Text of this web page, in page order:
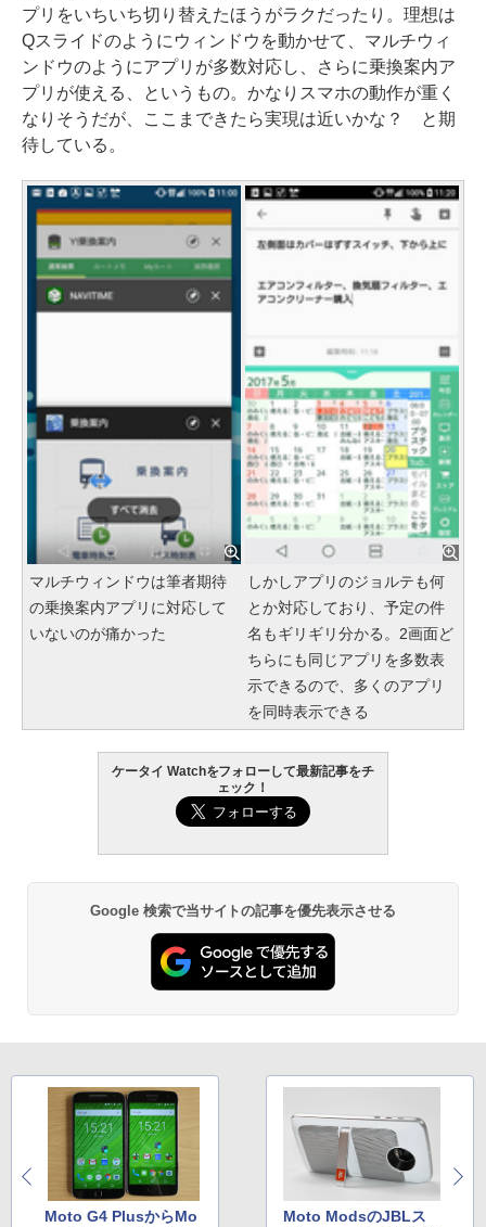
プリをいちいち切り替えたほうがラクだったり。理想は
Qスライドのようにウィンドウを動かせて、マルチウィ
ンドウのようにアプリが多数対応し、さらに乗換案内ア
プリが使える、というもの。かなりスマホの動作が重く
なりそうだが、ここまできたら実現は近いかな？ と期
待している。
マルチウィンドウは筆者期待
の乗換案内アプリに対応して
いないのが痛かった
しかしアプリのジョルテも何
とか対応しており、予定の件
名もギリギリ分かる。2画面ど
ちらにも同じアプリを多数表
示できるので、多くのアプリ
を同時表示できる
ケータイ Watchをフォローして最新記事をチ
ェック！
Google 検索で当サイトの記事を優先表示させる
Moto G4 PlusからMo
Moto ModsのJBLス